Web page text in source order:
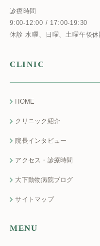
診療時間
9:00-12:00 / 17:00-19:30
休診 水曜、日曜、土曜午後休
CLINIC
HOME
クリニック紹介
院長インタビュー
アクセス・診療時間
大下動物病院ブログ
サイトマップ
MENU